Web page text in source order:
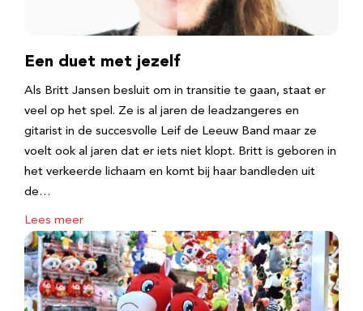
Een duet met jezelf
Als Britt Jansen besluit om in transitie te gaan, staat er
veel op het spel. Ze is al jaren de leadzangeres en
gitarist in de succesvolle Leif de Leeuw Band maar ze
voelt ook al jaren dat er iets niet klopt. Britt is geboren in
het verkeerde lichaam en komt bij haar bandleden uit
de…
Lees meer